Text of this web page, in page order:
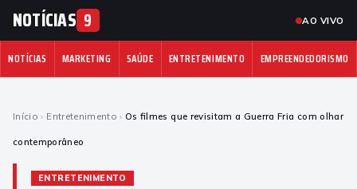
NOTÍCIAS 9 AO VIVO
NOTÍCIAS MARKETING SAÚDE ENTRETENIMENTO EMPREENDEDORISMO
Início › Entretenimento › Os filmes que revisitam a Guerra Fria com olhar
contemporâneo
ENTRETENIMENTO